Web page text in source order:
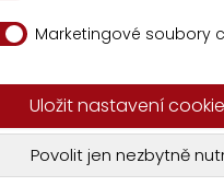
Marketingové soubory
Uložit nastavení
Povolit jen nezbytně